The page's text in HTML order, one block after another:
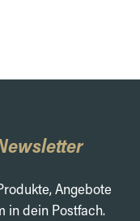
Angebote
in dein Postfach.